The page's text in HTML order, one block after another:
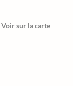
Voir sur la carte